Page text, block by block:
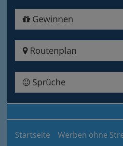
Gewinnen
Routenplan
Sprüche
Startseite Werben ohne